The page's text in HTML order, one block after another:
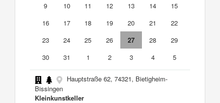
9
10 11 12 13 14
15
16
17 18 19 20 21
22
23
24 25 26 27 28
29
30
31 1 2 3 4 5
Hauptstraße 62, 74321, Bietigheim-
Bissingen
Kleinkunstkeller